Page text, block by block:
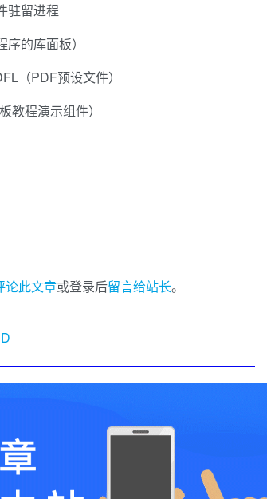
驻留进程
的库面板）
（PDF预设文件）
程演示组件）
论此文章或登录后留言给站长。